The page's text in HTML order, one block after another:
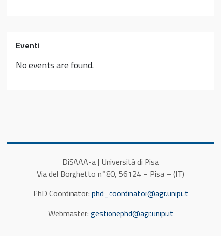
Eventi
No events are found.
DiSAAA-a | Università di Pisa
Via del Borghetto n°80, 56124 – Pisa – (IT)
PhD Coordinator: phd_coordinator@agr.unipi.it
Webmaster: gestionephd@agr.unipi.it